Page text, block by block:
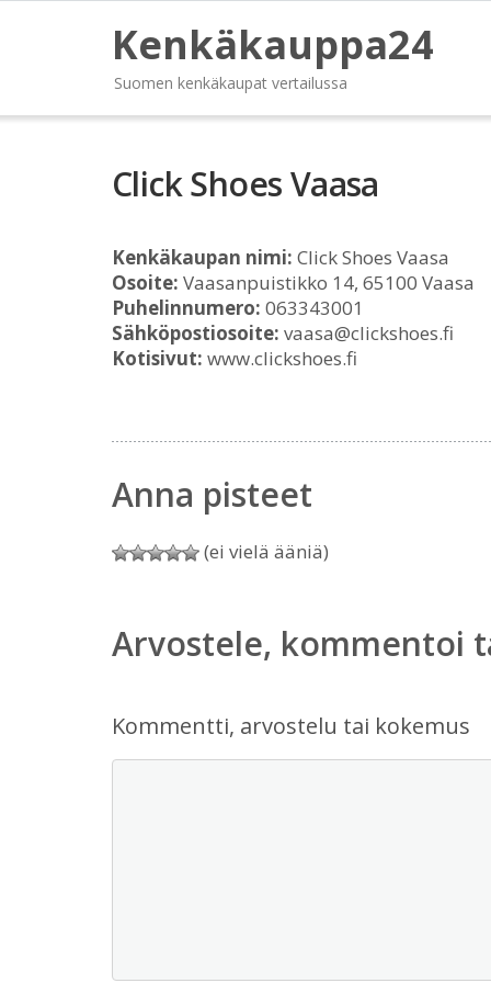
Kenkäkauppa24
Suomen kenkäkaupat vertailussa
Click Shoes Vaasa
Kenkäkaupan nimi: Click Shoes Vaasa
Osoite: Vaasanpuistikko 14, 65100 Vaasa
Puhelinnumero: 063343001
Sähköpostiosoite: vaasa@clickshoes.fi
Kotisivut: www.clickshoes.fi
Anna pisteet
(ei vielä ääniä)
Arvostele, kommentoi
Kommentti, arvostelu tai kokemus